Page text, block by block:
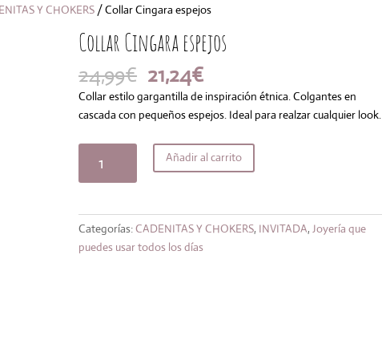
Y CHOKERS / Collar Cingara espejos
Collar Cingara espejos
24,99€ El
precio
original
era:
24,99€.
21,24€El
precio
actual
es:
21,24€.
Collar estilo gargantilla de inspiración étnica. Colgantes en
cascada con pequeños espejos. Ideal para realzar cualquier look.
Cingara
Añadir al carrito
Categorías:CADENITAS Y CHOKERS, INVITADA,Joyería que
puedes usar todos los días